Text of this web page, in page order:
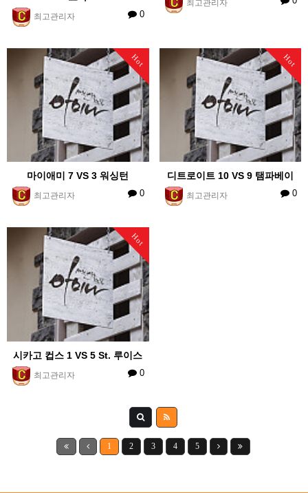
최고관리자 0
최고관리자
Hot
마이애미 7 VS 3 워싱턴
최고관리자 0
Hot
디트로이트 10 VS 9 탬파베이
최고관리자 0
Hot
시카고 컵스 1 VS 5 St. 루이스
최고관리자 0
1 2 3 4 5